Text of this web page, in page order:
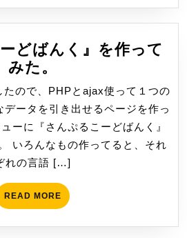
だ
ー』
ペ
を
作
っ
て
どばんく』を作って
みた。
ん
ぷ
る
こ
ー
ど
ば
ん
く』
ので、PHPとajax使って１つの
ータを引き出せるページを作っ
ーに『さんぷるこーどばんく』
いろんなもの作ってると、それ
れの言語 […]
READ MOREREAD
MORE